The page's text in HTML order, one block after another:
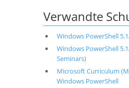
Verwandte
Windows PowerShell
Windows PowerShell
Seminars)
Microsoft Curriculum
Windows PowerShell